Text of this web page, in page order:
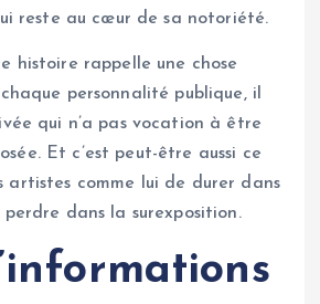
reste au cœur de sa notoriété.
histoire rappelle une chose
personnalité publique, il
qui n’a pas vocation à être
Et c’est peut-être aussi ce
artistes comme lui de durer dans
perdre dans la surexposition.